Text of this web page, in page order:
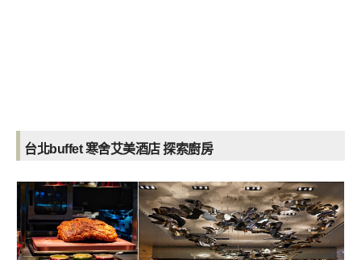
台北buffet寒舍艾美酒店 探索廚房